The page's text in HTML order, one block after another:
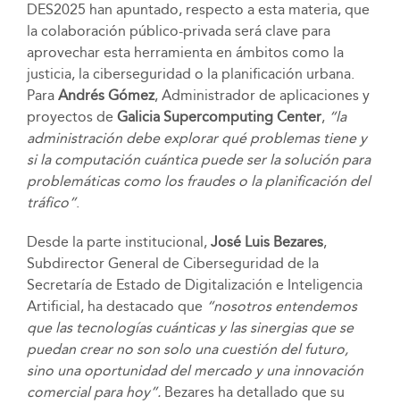
DES2025 han apuntado, respecto a esta materia, que
la colaboración público-privada será clave para
aprovechar esta herramienta en ámbitos como la
justicia, la ciberseguridad o la planificación urbana.
Para Andrés Gómez, Administrador de aplicaciones y
proyectos de Galicia Supercomputing Center, “la
administración debe explorar qué problemas tiene y
si la computación cuántica puede ser la solución para
problemáticas como los fraudes o la planificación del
tráfico”.
Desde la parte institucional,José Luis Bezares,
Subdirector General de Ciberseguridad de la
Secretaría de Estado de Digitalización e Inteligencia
Artificial, ha destacado que “nosotros entendemos
que las tecnologías cuánticas y las sinergias que se
puedan crear no son solo una cuestión del futuro,
sino una oportunidad del mercado y una innovación
comercial para hoy”. Bezares ha detallado que su